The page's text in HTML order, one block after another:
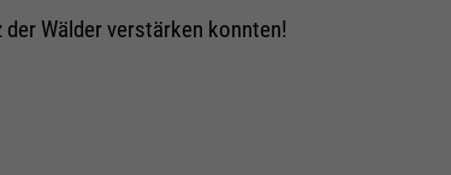
Wälder verstärken konnten!